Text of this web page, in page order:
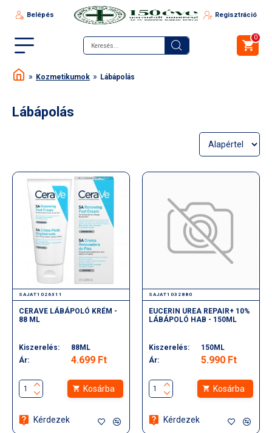
Belépés Regisztráció
0
Kozmetikumok Lábápolás
Lábápolás
SAJAT1026311
CERAVE LÁBÁPOLÓ KRÉM -
88 ML
Kiszerelés:
88ML
Ár:
4.699 Ft
Kosárba
Kérdezek
SAJAT1032880
EUCERIN UREA REPAIR+ 10%
LÁBÁPOLÓ HAB - 150ML
Kiszerelés:
150ML
Ár:
5.990 Ft
Kosárba
Kérdezek